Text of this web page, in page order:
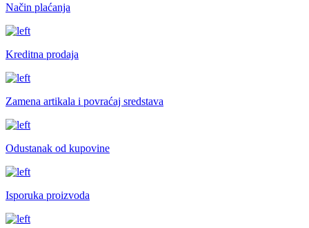
Način plaćanja
Kreditna prodaja
Zamena artikala i povraćaj sredstava
Odustanak od kupovine
Isporuka proizvoda